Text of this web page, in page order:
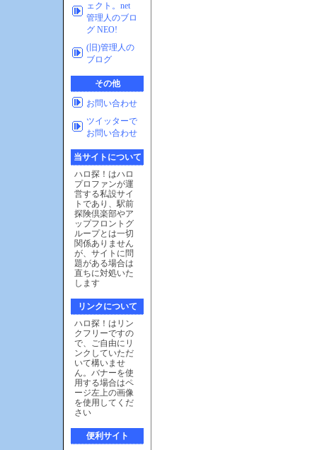
ェクト。net
管理人のブロ
グ NEO!
(旧)管理人の
ブログ
その他
お問い合わせ
ツイッターで
お問い合わせ
当サイトについて
ハロ探！はハロ
プロファンが運
営する私設サイ
トであり、駅前
探険倶楽部やア
ップフロントグ
ループとは一切
関係ありません
が、サイトに問
題がある場合は
直ちに対処いた
します
リンクについて
ハロ探！はリン
クフリーですの
で、ご自由にリ
ンクしていただ
いて構いませ
ん。バナーを使
用する場合はペ
ージ左上の画像
を使用してくだ
さい
便利サイト